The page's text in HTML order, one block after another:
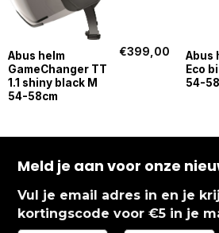
Abus helm
GameChanger TT
1.1 shiny black M
54-58cm
€399,00
Abus
Eco
54-
Meld je aan voor onze
Vul je email adres in en je
kortingscode voor €5 in je